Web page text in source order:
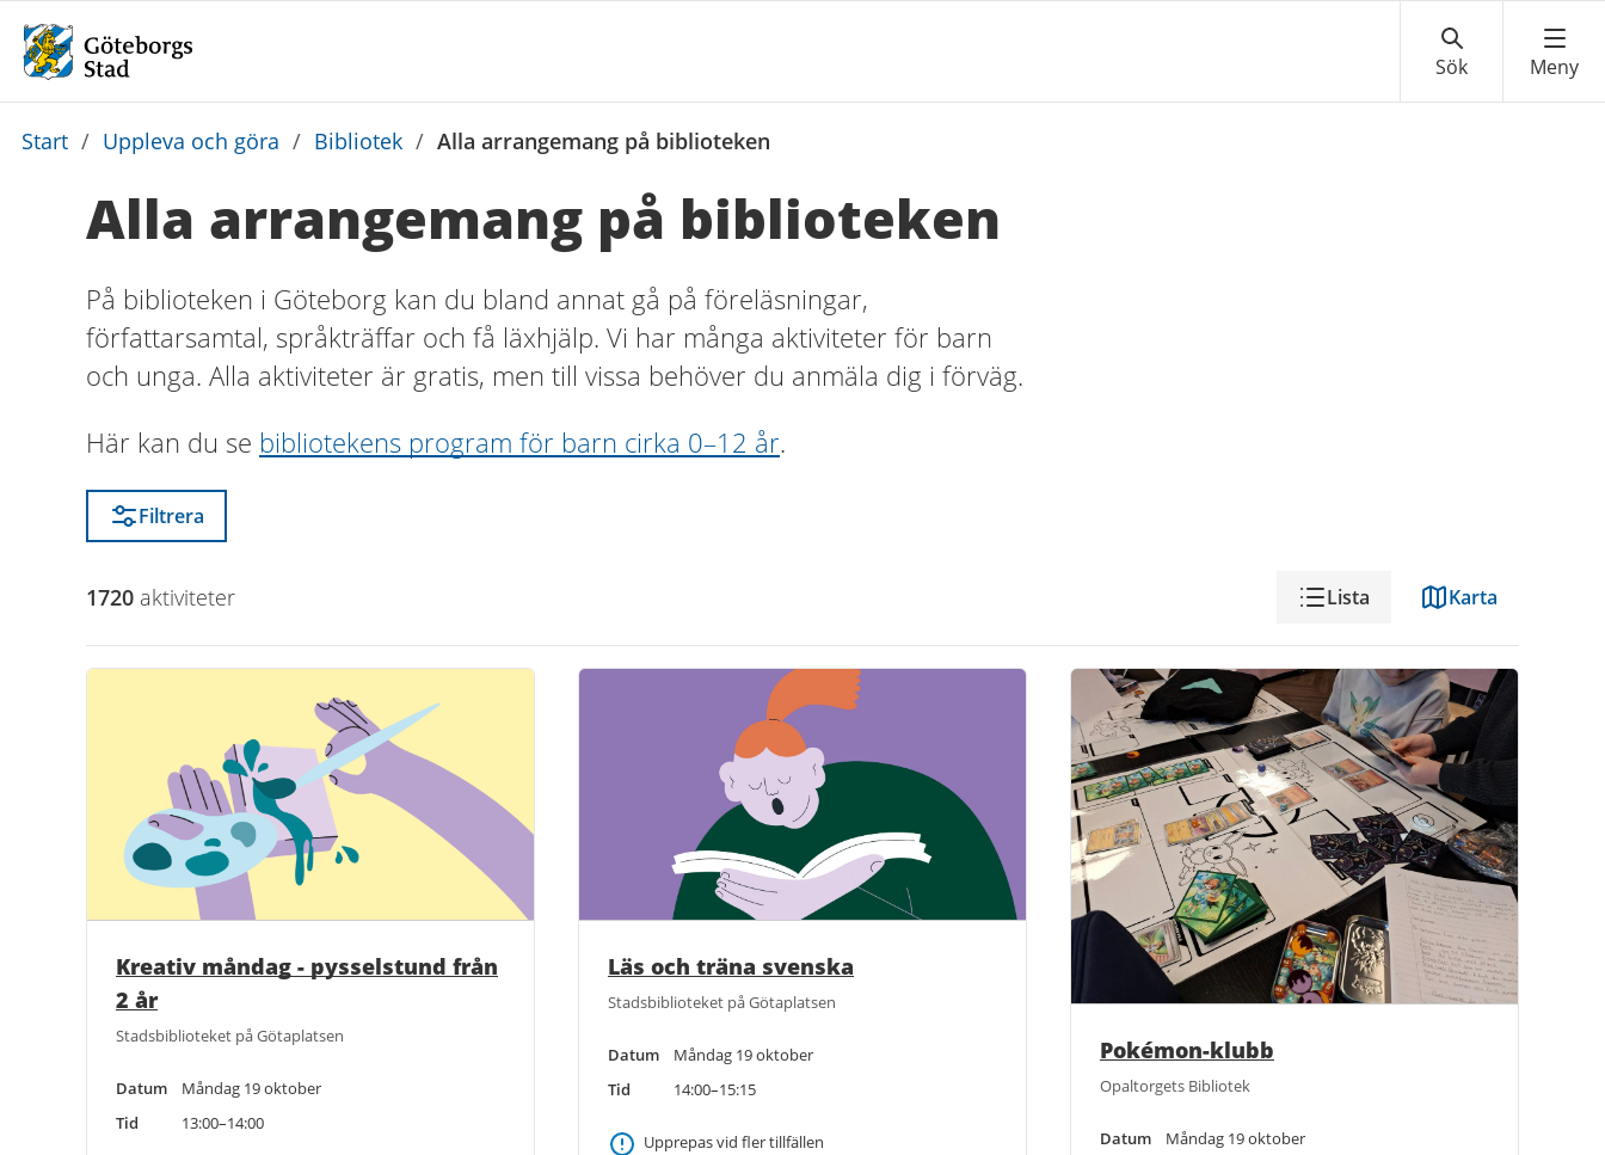
Du
Start / Uppleva och göra / Bibliotek / Alla arrangemang på biblioteken
Alla arrangemang på biblioteken
På biblioteken i Göteborg kan du bland annat gå på föreläsningar,
författarsamtal, språkträffar och få läxhjälp. Vi har många aktiviteter för barn
och unga. Alla aktiviteter är gratis, men till vissa behöver du anmäla dig i förväg.
Här kan du se bibliotekens program för barn cirka 0–12 år.
Filtrera
VisningLista Karta
1720 aktiviteter
Kreativ måndag - pysselstund från
2 år
Stadsbiblioteket på Götaplatsen
Datum
Måndag 19 oktober
Tid
13:00–14:00
Läs och träna svenska
Stadsbiblioteket på Götaplatsen
Datum
Måndag 19 oktober
Tid
14:00–15:15
Upprepas vid fler tillfällen
Pokémon-klubb
Opaltorgets Bibliotek
Datum
Måndag 19 oktober